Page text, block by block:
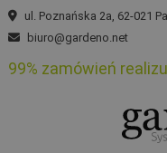
Skip
to
ul. Poznańska 2a, 62-021
biuro@gardeno.net
99% zamówień